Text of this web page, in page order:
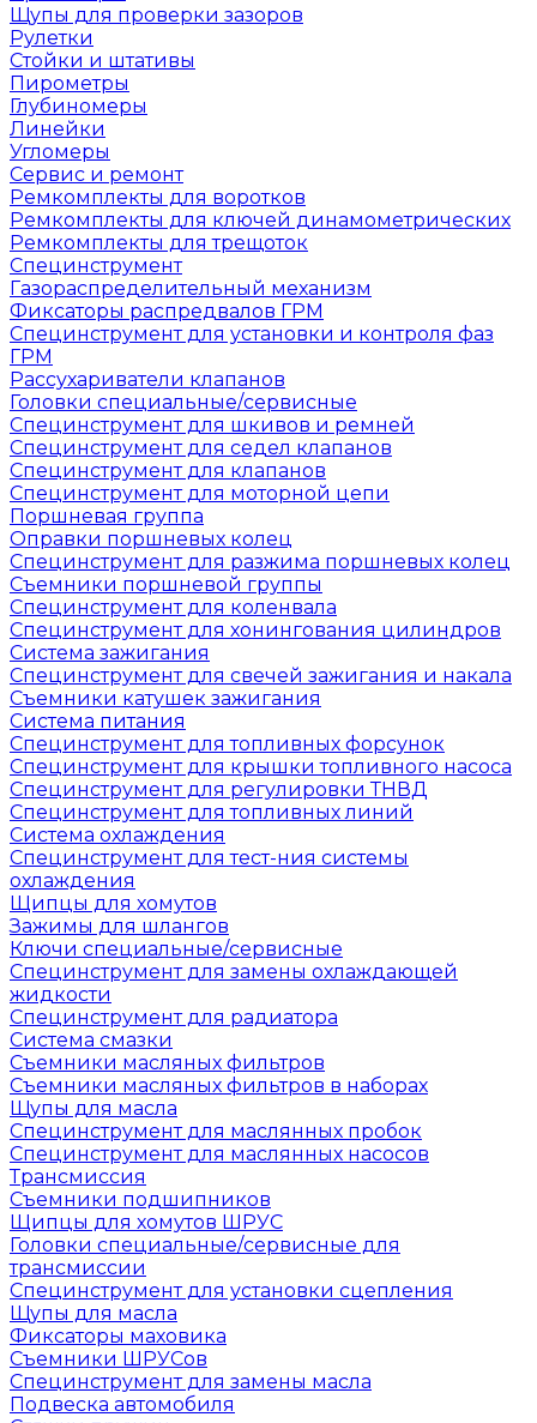
Щупы для проверки зазоров
Рулетки
Стойки и штативы
Пирометры
Глубиномеры
Линейки
Угломеры
Сервис и ремонт
Ремкомплекты для воротков
Ремкомплекты для ключей динамометрических
Ремкомплекты для трещоток
Специнструмент
Газораспределительный механизм
Фиксаторы распредвалов ГРМ
Специнструмент для установки и контроля фаз
ГРМ
Рассухариватели клапанов
Головки специальные/сервисные
Специнструмент для шкивов и ремней
Специнструмент для седел клапанов
Специнструмент для клапанов
Специнструмент для моторной цепи
Поршневая группа
Оправки поршневых колец
Специнструмент для разжима поршневых колец
Съемники поршневой группы
Специнструмент для коленвала
Специнструмент для хонингования цилиндров
Система зажигания
Специнструмент для свечей зажигания и накала
Съемники катушек зажигания
Система питания
Специнструмент для топливных форсунок
Специнструмент для крышки топливного насоса
Специнструмент для регулировки ТНВД
Специнструмент для топливных линий
Система охлаждения
Специнструмент для тест-ния системы
охлаждения
Щипцы для хомутов
Зажимы для шлангов
Ключи специальные/сервисные
Специнструмент для замены охлаждающей
жидкости
Специнструмент для радиатора
Система смазки
Съемники масляных фильтров
Съемники масляных фильтров в наборах
Щупы для масла
Специнструмент для маслянных пробок
Специнструмент для маслянных насосов
Трансмиссия
Съемники подшипников
Щипцы для хомутов ШРУС
Головки специальные/сервисные для
трансмиссии
Специнструмент для установки сцепления
Щупы для масла
Фиксаторы маховика
Съемники ШРУСов
Специнструмент для замены масла
Подвеска автомобиля